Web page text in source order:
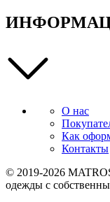
О нас
Как
Контакты
© 2019-2026
одежды с